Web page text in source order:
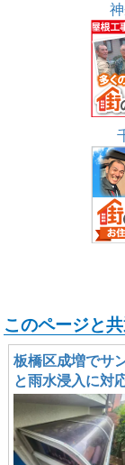
このページと
板橋区成増でサ
と雨水浸入に対